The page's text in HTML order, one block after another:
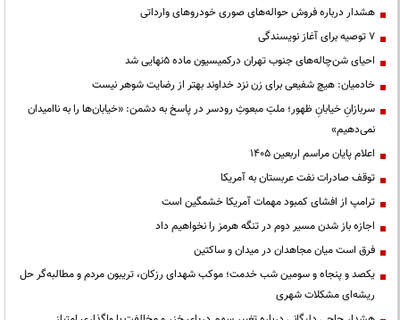
هشدار درباره فروش حواله‌های صوری خودروهای وارداتی
۷ توصیه برای آغاز نویسندگی
احیای شن‌چاله‌های جنوب تهران درکمیسیون ماده ۵نهایی شد
خادمیان: هیچ شفیعی برای زن نزد خداوند بهتر از رضایت شوهر نیست
سربازانِ خیابانِ ظهور؛ ملتِ مبعوثِ رودسر در پاسخ به دشمن: «خیابان‌ها را به ناامیدان
نمی‌دهیم»
اعلام پایان مراسم اربعین ۱۴۰۵
توقف صادرات نفت عربستان به آمریکا
ترامپ از افشای کمبود مهمات آمریکا خشمگین است
اجازه باز شدن مسیر دوم در تنگه هرمز را نخواهیم داد
فرق است میان مجاهدان در میدان و ساکتین
یکصد و پنجاه و سومین شب خدمت؛ موکب شهدای رزکان، تریبون مردم و مطالبه‌گر حل
ریشه‌ای مشکلات شهری